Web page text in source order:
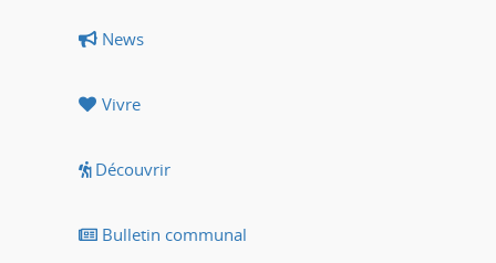
News
Vivre
Découvrir
Bulletin communal